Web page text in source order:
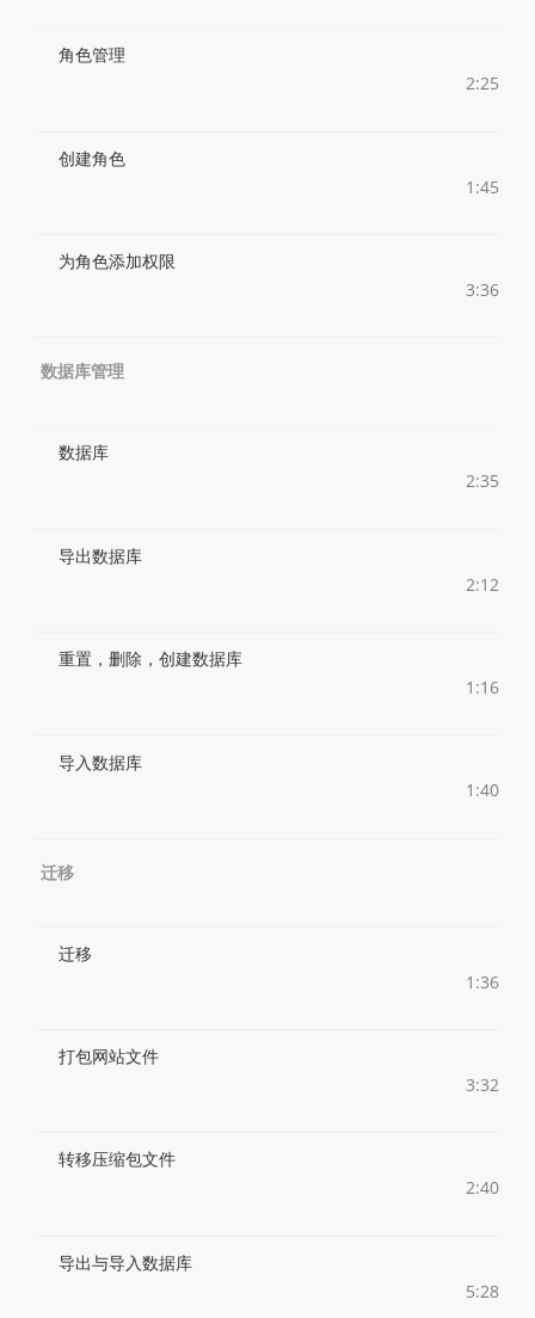
角色管理
2:25
创建角色
1:45
为角色添加权限
3:36
数据库管理
数据库
2:35
导出数据库
2:12
重置，删除，创建数据库
1:16
导入数据库
1:40
迁移
迁移
1:36
打包网站文件
3:32
转移压缩包文件
2:40
导出与导入数据库
5:28